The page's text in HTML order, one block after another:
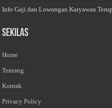
Info Gaji dan Lowongan Karyawan
Sekilas
Home
Tentang
Kontak
Privacy Policy